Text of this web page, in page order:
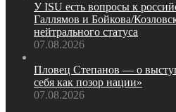
У ISU есть вопросы к
Галлямов и Бойкова/
нейтрального статуса
07.08.2026
Пловец Степанов — о
себя как позор нации»
07.08.2026